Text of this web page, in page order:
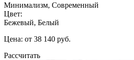
Минимализм, Современный
Цвет:
Бежевый, Белый
Цена: от 38 140 руб.
Рассчитать